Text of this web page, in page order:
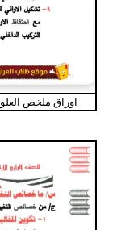
اوراق ملخص